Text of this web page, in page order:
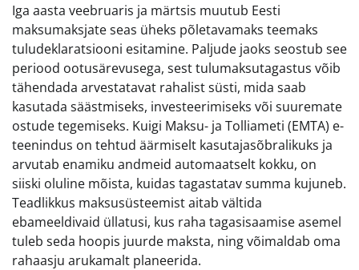
Iga aasta veebruaris ja märtsis muutub Eesti
maksumaksjate seas üheks põletavamaks teemaks
tuludeklaratsiooni esitamine. Paljude jaoks seostub see
periood ootusärevusega, sest tulumaksutagastus võib
tähendada arvestatavat rahalist süsti, mida saab
kasutada säästmiseks, investeerimiseks või suuremate
ostude tegemiseks. Kuigi Maksu- ja Tolliameti (EMTA) e-
teenindus on tehtud äärmiselt kasutajasõbralikuks ja
arvutab enamiku andmeid automaatselt kokku, on
siiski oluline mõista, kuidas tagastatav summa kujuneb.
Teadlikkus maksusüsteemist aitab vältida
ebameeldivaid üllatusi, kus raha tagasisaamise asemel
tuleb seda hoopis juurde maksta, ning võimaldab oma
rahaasju arukamalt planeerida.